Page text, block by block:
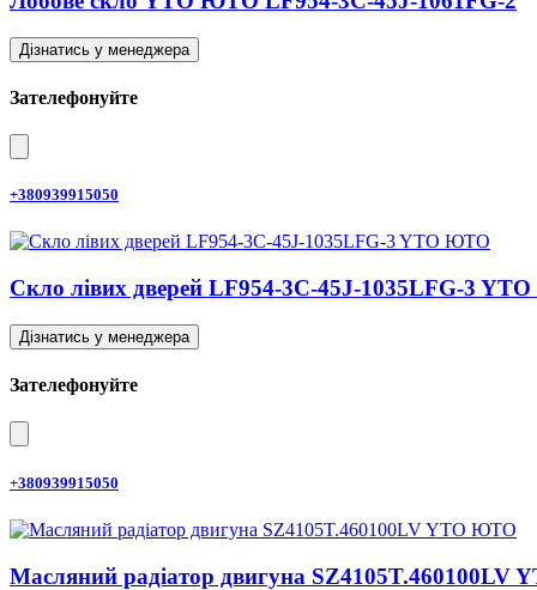
Дізнатись у менеджера
Зателефонуйте
+380939915050
Скло лівих дверей LF954-3C-45J-1035LFG-3
Дізнатись у менеджера
Зателефонуйте
+380939915050
Масляний радіатор двигуна SZ4105T.460100LV